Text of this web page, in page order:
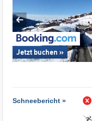
Jetzt buchen »
Schneebericht »